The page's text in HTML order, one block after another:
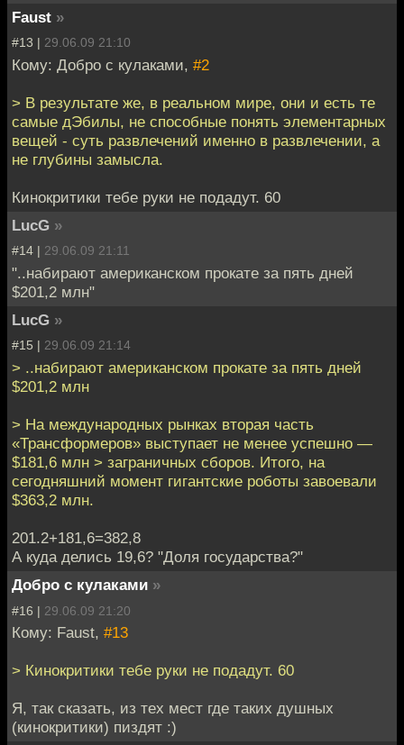
Faust »
#13 | 29.06.09 21:10
Кому: Добро с кулаками, #2
> В результате же, в реальном мире, они и есть те
самые дЭбилы, не способные понять элементарных
вещей - суть развлечений именно в развлечении, а
не глубины замысла.
Кинокритики тебе руки не подадут. 60
LucG »
#14 | 29.06.09 21:11
"..набирают американском прокате за пять дней
$201,2 млн"
LucG »
#15 | 29.06.09 21:14
> ..набирают американском прокате за пять дней
$201,2 млн
> На международных рынках вторая часть
«Трансформеров» выступает не менее успешно —
$181,6 млн > заграничных сборов. Итого, на
сегодняшний момент гигантские роботы завоевали
$363,2 млн.
201.2+181,6=382,8
А куда делись 19,6? "Доля государства?"
Добро с кулаками »
#16 | 29.06.09 21:20
Кому: Faust, #13
> Кинокритики тебе руки не подадут. 60
Я, так сказать, из тех мест где таких душных
(кинокритики) пиздят :)